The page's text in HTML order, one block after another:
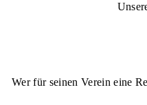
Wer für seinen Verein eine